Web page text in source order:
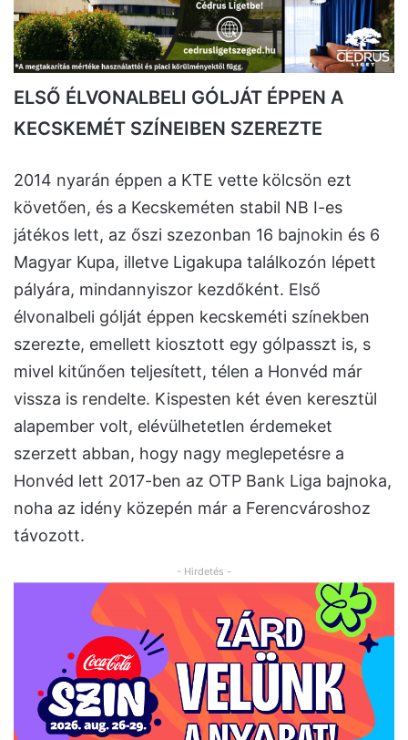
ELSŐ ÉLVONALBELI GÓLJÁT ÉPPEN A
KECSKEMÉT SZÍNEIBEN SZEREZTE
2014 nyarán éppen a KTE vette kölcsön ezt
követően, és a Kecskeméten stabil NB I-es
játékos lett, az őszi szezonban 16 bajnokin és 6
Magyar Kupa, illetve Ligakupa találkozón lépett
pályára, mindannyiszor kezdőként. Első
élvonalbeli gólját éppen kecskeméti színekben
szerezte, emellett kiosztott egy gólpasszt is, s
mivel kitűnően teljesített, télen a Honvéd már
vissza is rendelte. Kispesten két éven keresztül
alapember volt, elévülhetetlen érdemeket
szerzett abban, hogy nagy meglepetésre a
Honvéd lett 2017-ben az OTP Bank Liga bajnoka,
noha az idény közepén már a Ferencvároshoz
távozott.
- Hirdetés -